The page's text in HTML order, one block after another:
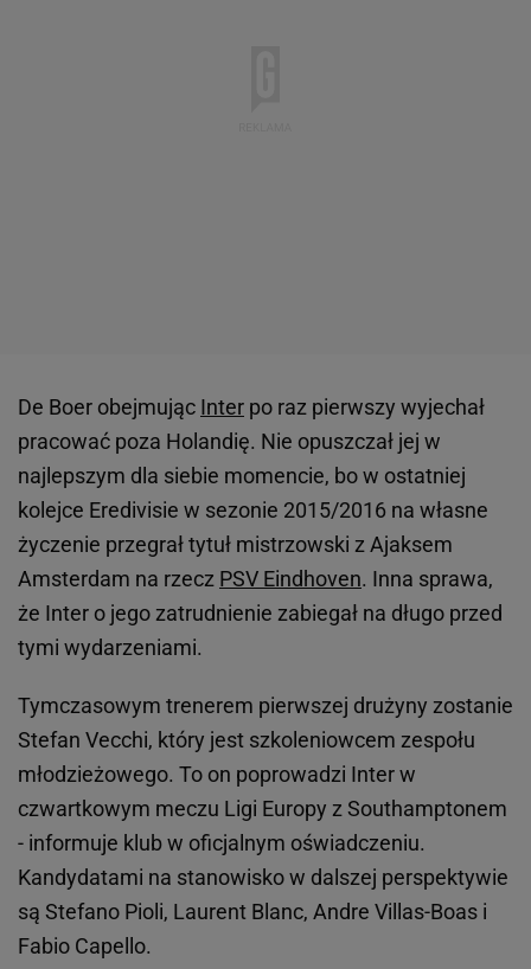
De Boer obejmując Inter po raz pierwszy wyjechał
pracować poza Holandię. Nie opuszczał jej w
najlepszym dla siebie momencie, bo w ostatniej
kolejce Eredivisie w sezonie 2015/2016 na własne
życzenie przegrał tytuł mistrzowski z Ajaksem
Amsterdam na rzecz PSV Eindhoven. Inna sprawa,
że Inter o jego zatrudnienie zabiegał na długo przed
tymi wydarzeniami.
Tymczasowym trenerem pierwszej drużyny zostanie
Stefan Vecchi, który jest szkoleniowcem zespołu
młodzieżowego. To on poprowadzi Inter w
czwartkowym meczu Ligi Europy z Southamptonem
- informuje klub w oficjalnym oświadczeniu.
Kandydatami na stanowisko w dalszej perspektywie
są Stefano Pioli, Laurent Blanc, Andre Villas-Boas i
Fabio Capello.